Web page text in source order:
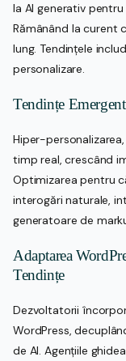
la AI generativ
Rămânând la curent
lung. Tendințele
personalizare.
Tendințe
Hiper-
timp real, crescând
Optimizarea pentru
interogări naturale,
generatoare de
Adaptarea
Tendințe
Dezvoltatorii
WordPress,
de AI. Agențiile